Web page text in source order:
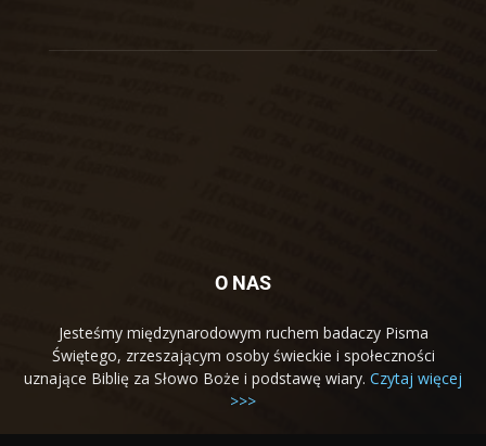
O NAS
Jesteśmy międzynarodowym ruchem badaczy Pisma
Świętego, zrzeszającym osoby świeckie i społeczności
uznające Biblię za Słowo Boże i podstawę wiary. Czytaj więcej
>>>